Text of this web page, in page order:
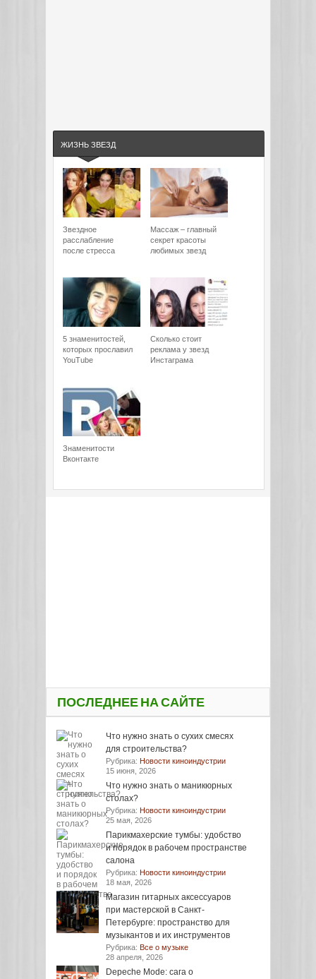
ЖИЗНЬ ЗВЕЗД
Звездное
расслабление
после стресса
Массаж – главный
секрет красоты
любимых звезд
5 знаменитостей,
которых прославил
YouTube
Сколько стоит
реклама у звезд
Инстаграма
Знаменитости
Вконтакте
ПОСЛЕДНЕЕ НА САЙТЕ
Что нужно знать о сухих смесях
для строительства?
Рубрика: Новости киноиндустрии
15 июня, 2026
Что нужно знать о маникюрных
столах?
Рубрика: Новости киноиндустрии
25 мая, 2026
Парикмахерские тумбы: удобство
и порядок в рабочем пространстве
салона
Рубрика: Новости киноиндустрии
18 мая, 2026
Магазин гитарных аксессуаров
при мастерской в Санкт-
Петербурге: пространство для
музыкантов и их инструментов
Рубрика: Все о музыке
28 апреля, 2026
Depeche Mode: сага о